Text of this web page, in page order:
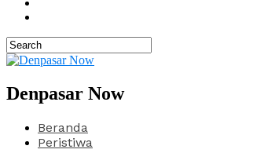
Denpasar Now
Beranda
Peristiwa